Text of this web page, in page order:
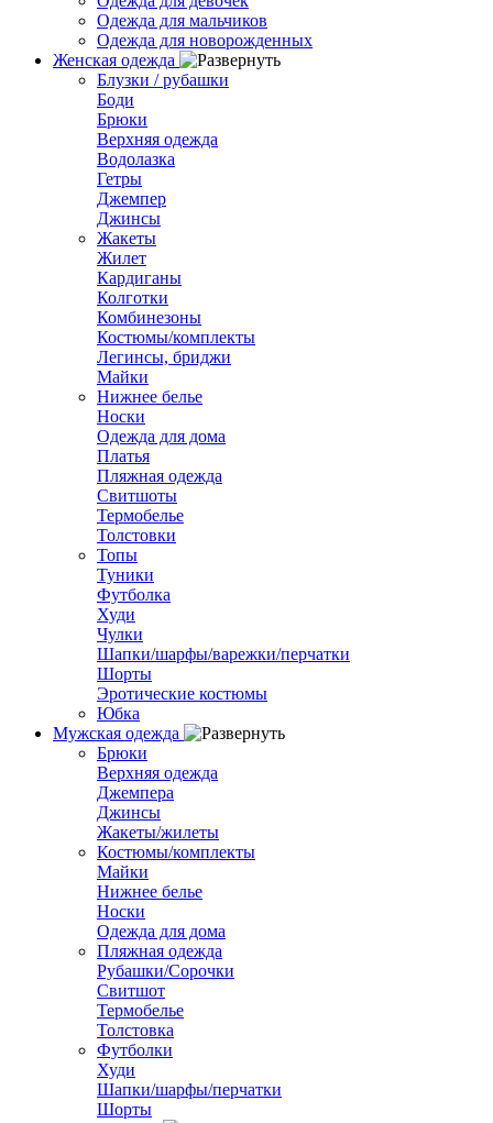
Одежда для мальчиков
Одежда для новорожденных
Женская одежда
Блузки / рубашки
Боди
Брюки
Верхняя одежда
Водолазка
Гетры
Джемпер
Джинсы
Жакеты
Жилет
Кардиганы
Колготки
Комбинезоны
Костюмы/комплекты
Легинсы, бриджи
Майки
Нижнее белье
Носки
Одежда для дома
Платья
Пляжная одежда
Свитшоты
Термобелье
Толстовки
Топы
Туники
Футболка
Худи
Чулки
Шапки/шарфы/варежки/перчатки
Шорты
Эротические костюмы
Юбка
Мужская одежда
Брюки
Верхняя одежда
Джемпера
Джинсы
Жакеты/жилеты
Костюмы/комплекты
Майки
Нижнее белье
Носки
Одежда для дома
Пляжная одежда
Рубашки/Сорочки
Свитшот
Термобелье
Толстовка
Футболки
Худи
Шапки/шарфы/перчатки
Шорты